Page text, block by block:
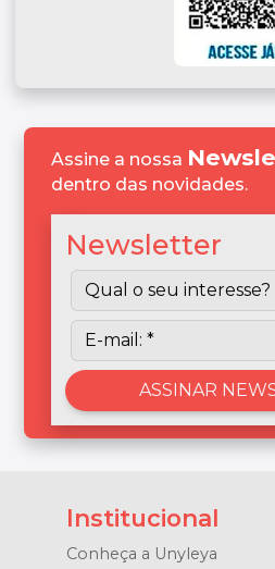
Assine a nossa
dentro das novidades.
Newsletter
Institucional
Conheça a Unyleya